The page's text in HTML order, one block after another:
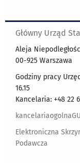
Główny Urząd
Aleja
00-925 Warszawa
Godziny pracy
16.15
Kancelaria: +48 22
Elektroniczna
Podawcza